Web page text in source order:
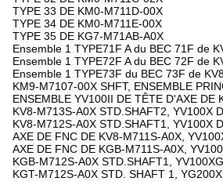
TYPE 33 DE KM0-M711D-00X
TYPE 34 DE KM0-M711E-00X
TYPE 35 DE KG7-M71AB-A0X
Ensemble 1 TYPE71F A du BEC 71F de
Ensemble 1 TYPE72F A du BEC 72F de
Ensemble 1 TYPE73F du BEC 73F de
KM9-M7107-00X SHFT, ENSEMBLE
ENSEMBLE YV100II DE TÊTE D'AXE DE
KV8-M713S-A0X STD.SHAFT2, YV100X
KV8-M712S-A0X STD.SHAFT1, YV100X
AXE DE FNC DE KV8-M711S-A0X,
AXE DE FNC DE KGB-M711S-A0X,
KGB-M712S-A0X STD.SHAFT1,
KGT-M712S-A0X STD. SHAFT 1,